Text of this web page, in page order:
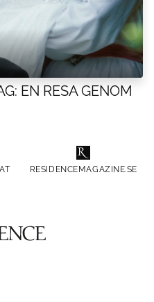
EN RESA GENOM
RESIDENCEMAGAZINE.SE